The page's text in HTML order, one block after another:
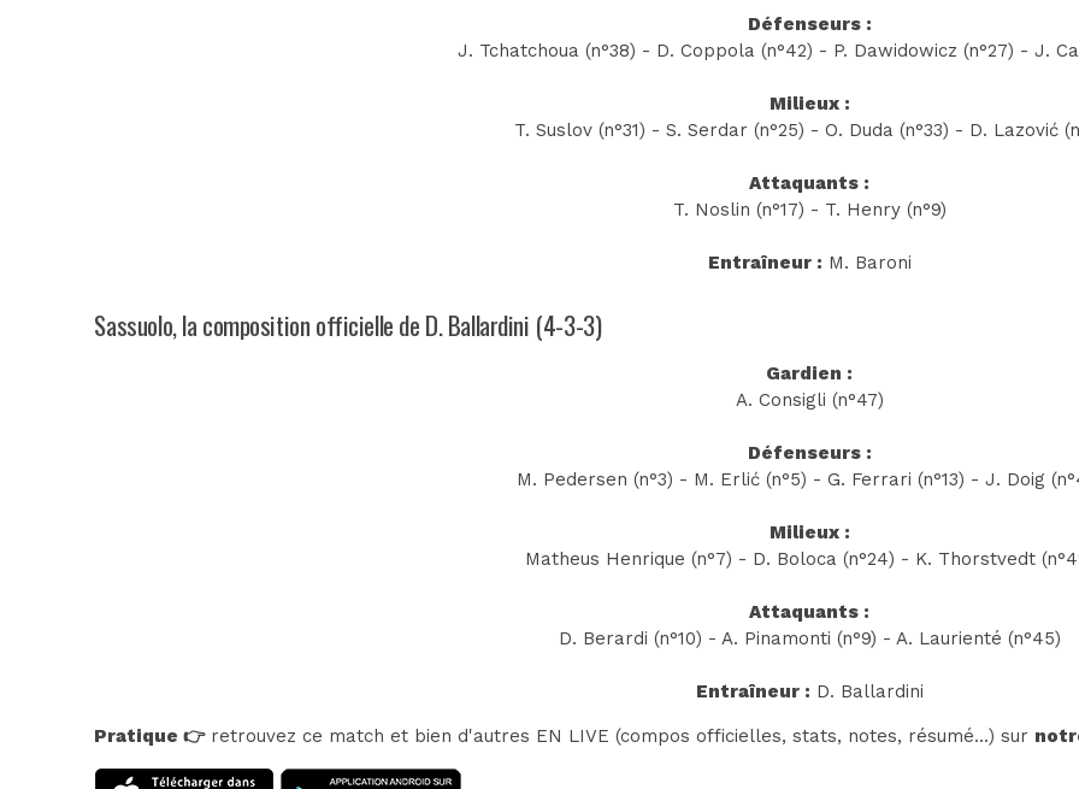
Défenseurs :
J. Tchatchoua (n°38) - D. Coppola (n°42) - P. Dawidowicz (n°27) - J.
Milieux :
T. Suslov (n°31) - S. Serdar (n°25) - O. Duda (n°33) - D. Lazović
Attaquants :
T. Noslin (n°17) - T. Henry (n°9)
Entraîneur : M. Baroni
Sassuolo, la composition officielle de D. Ballardini (4-3-3)
Gardien :
A. Consigli (n°47)
Défenseurs :
M. Pedersen (n°3) - M. Erlić (n°5) - G. Ferrari (n°13) - J. Doig
Milieux :
Matheus Henrique (n°7) - D. Boloca (n°24) - K. Thorstvedt
Attaquants :
D. Berardi (n°10) - A. Pinamonti (n°9) - A. Laurienté (n°45)
Entraîneur : D. Ballardini
Pratique 👉retrouvez ce match et bien d'autres EN LIVE (compos officielles, stats, notes, résumé...) sur